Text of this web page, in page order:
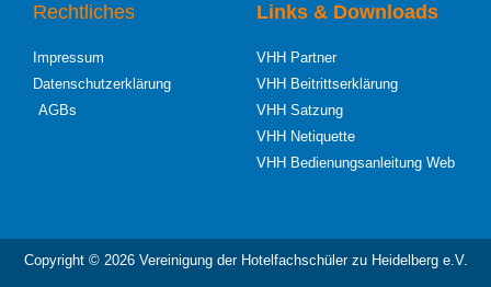
Rechtliches
Impressum
Datenschutzerklärung
AGBs
Links & Downloads
VHH Partner
VHH Beitrittserklärung
VHH Satzung
VHH Netiquette
VHH Bedienungsanleitung Web
Copyright © 2026 Vereinigung der Hotelfachschüler zu Heidelberg e.V.